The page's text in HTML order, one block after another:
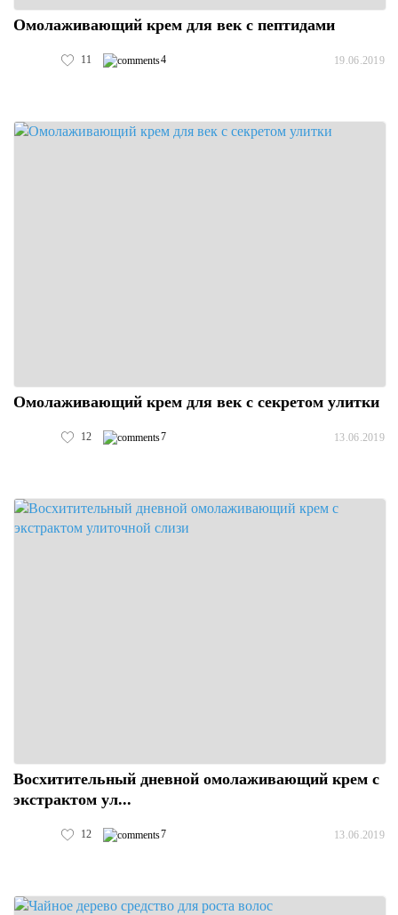
Омолаживающий крем для век с пептидами
11 4 19.06.2019
Омолаживающий крем для век с секретом улитки
12 7 13.06.2019
Восхитительный дневной омолаживающий крем с
экстрактом ул...
12 7 13.06.2019